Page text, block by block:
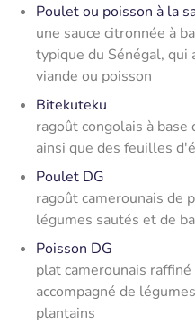
Poulet ou poisson à la
une sauce citronnée à
typique du Sénégal, qui
viande ou poisson
Bitekuteku
ragoût congolais à
ainsi que des feuilles
Poulet DG
ragoût camerounais de
légumes sautés et de
Poisson DG
plat camerounais
accompagné de
plantains